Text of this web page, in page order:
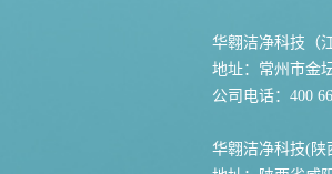
华翱洁净科技（
地址：常州市金
公司电话：400
华翱洁净科技(陕